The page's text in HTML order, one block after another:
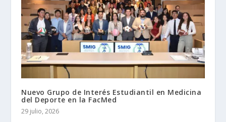
Nuevo Grupo de Interés Estudiantil en Medicina
del Deporte en la FacMed
29 julio, 2026